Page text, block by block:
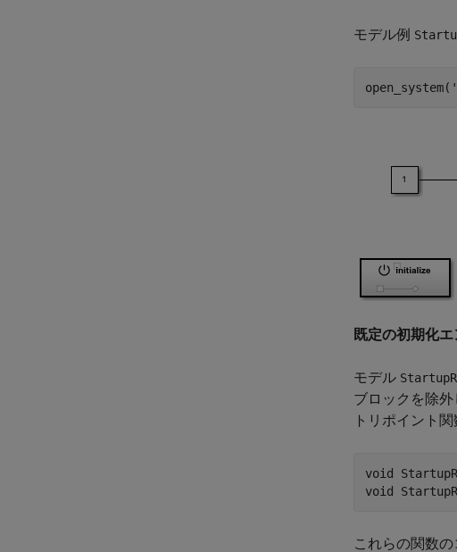
モデル例
open_system(
既定の初期化
モデル
ブロックを除
トリポイント
void
これらの関数